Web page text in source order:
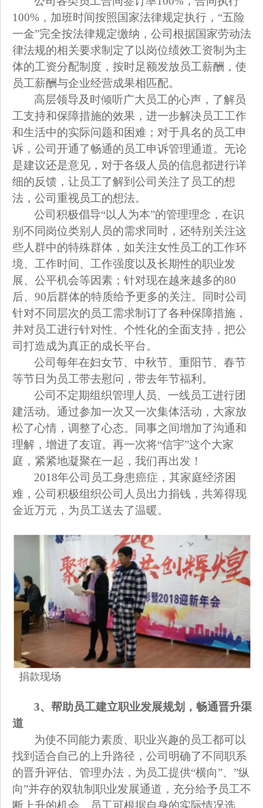
100%，加班时间按照国家法律规定执行，“五险
一金”完全按法律规定缴纳，公司根据国家劳动法
律法规的相关要求制定了以岗位绩效工资制为主
体的工资分配制度，按时足额发放员工薪酬，使
员工薪酬与企业经营成果相匹配。
高层领导及时倾听广大员工的心声，了解员
工支持和保障措施的效果，进一步解决员工工作
和生活中的实际问题和困难；对于具名的员工申
诉，公司开通了畅通的员工申诉管理通道。无论
是建议还是意见，对于各级人员的信息都进行详
细的反馈，让员工了解到公司关注了员工的想
法，公司重视员工的想法。
公司积极倡导“以人为本”的管理理念，在识
别不同岗位类别人员的需求同时，还特别关注这
些人群中的特殊群体，如关注女性员工的工作环
境、工作时间、工作强度以及长期性的职业发
展、公平机会等因素；针对现在越来越多的80
后、90后群体的特质给予更多的关注。同时公司
针对不同层次的员工需求制订了各种保障措施，
并对员工进行针对性、个性化的全面支持，把公
司打造成为真正的成长平台。
公司每年在妇女节、中秋节、重阳节、春节
等节日为员工带去慰问，带去年节福利。
公司不定期组织管理人员、一线员工进行团
建活动。通过参加一次又一次集体活动，大家放
松了心情，调整了心态。同事之间增加了沟通和
理解，增进了友谊。再一次将“信宇”这个大家
庭，紧紧地凝聚在一起，我们再出发！
2018年公司员工身患癌症，其家庭经济困
难，公司积极组织公司人员出力捐钱，共筹得现
金近万元，为员工送去了温暖。
捐款现场
3、帮助员工建立职业发展规划，畅通晋升渠
道
为使不同能力素质、职业兴趣的员工都可以
找到适合自己的上升路径，公司明确了不同职系
的晋升评估、管理办法，为员工提供“横向”、”纵
向”并存的双轨制职业发展通道，充分给予员工不
断上升的机会。员工可根据自身的实际情况选